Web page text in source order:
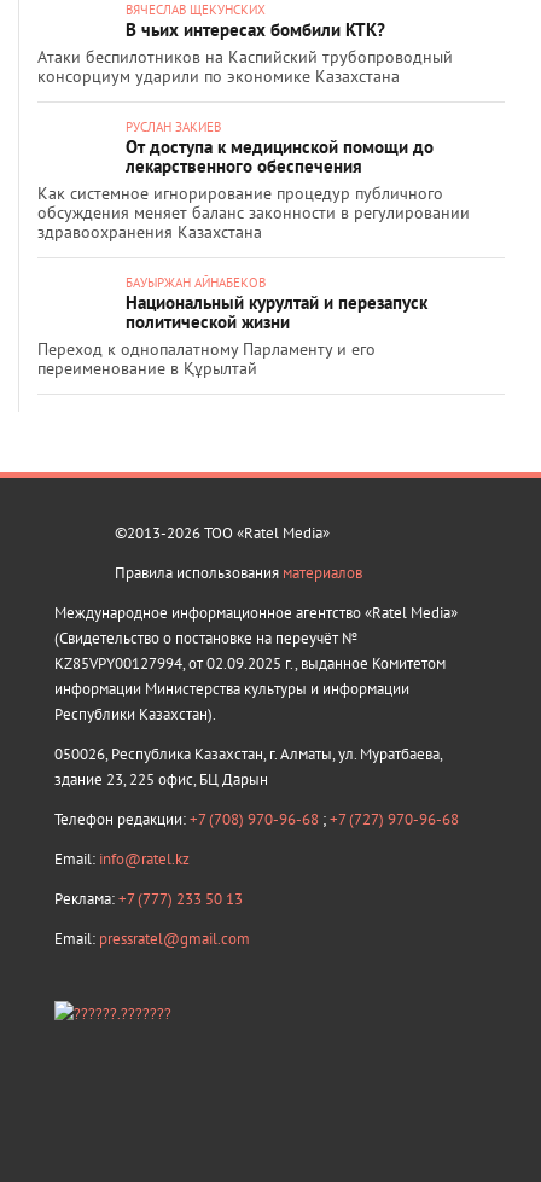
ВЯЧЕСЛАВ ЩЕКУНСКИХ
В чьих интересах бомбили КТК?
Атаки беспилотников на Каспийский трубопроводный
консорциум ударили по экономике Казахстана
РУСЛАН ЗАКИЕВ
От доступа к медицинской помощи до
лекарственного обеспечения
Как системное игнорирование процедур публичного
обсуждения меняет баланс законности в регулировании
здравоохранения Казахстана
БАУЫРЖАН АЙНАБЕКОВ
Национальный курултай и перезапуск
политической жизни
Переход к однопалатному Парламенту и его
переименование в Құрылтай
©2013-2026 ТОО «Ratel Media»
Правила использования материалов
Международное информационное агентство «Ratel Media»
(Свидетельство о постановке на переучёт №
KZ85VPY00127994, от 02.09.2025 г., выданное Комитетом
информации Министерства культуры и информации
Республики Казахстан).
050026, Республика Казахстан, г. Алматы, ул. Муратбаева,
здание 23, 225 офис, БЦ Дарын
Телефон редакции:+7 (708) 970-96-68 ;+7 (727) 970-96-68
Email: info@ratel.kz
Реклама:+7 (777) 233 50 13
Email: pressratel@gmail.com